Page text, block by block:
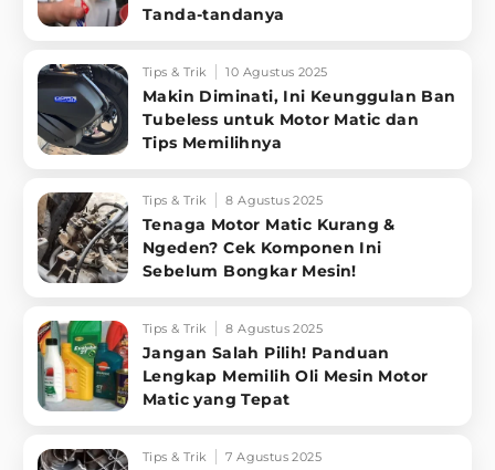
Tanda-tandanya
Tips & Trik 10 Agustus 2025
Makin Diminati, Ini Keunggulan Ban
Tubeless untuk Motor Matic dan
Tips Memilihnya
Tips & Trik 8 Agustus 2025
Tenaga Motor Matic Kurang &
Ngeden? Cek Komponen Ini
Sebelum Bongkar Mesin!
Tips & Trik 8 Agustus 2025
Jangan Salah Pilih! Panduan
Lengkap Memilih Oli Mesin Motor
Matic yang Tepat
Tips & Trik 7 Agustus 2025